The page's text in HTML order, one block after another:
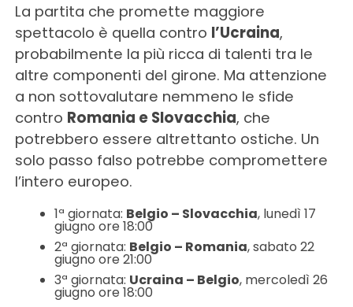
La partita che promette maggiore
spettacolo è quella contro l’Ucraina,
probabilmente la più ricca di talenti tra le
altre componenti del girone. Ma attenzione
a non sottovalutare nemmeno le sfide
contro Romania e Slovacchia, che
potrebbero essere altrettanto ostiche. Un
solo passo falso potrebbe compromettere
l’intero europeo.
1ª giornata: Belgio – Slovacchia, lunedì 17
giugno ore 18:00
2ª giornata: Belgio – Romania, sabato 22
giugno ore 21:00
3ª giornata: Ucraina – Belgio, mercoledì 26
giugno ore 18:00